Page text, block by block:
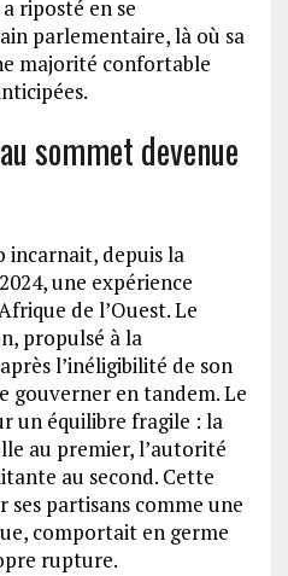
riposté en se
parlementaire, là où sa
majorité confortable
sommet devenue
incarnait, depuis la
une expérience
de l’Ouest. Le
propulsé à la
l’inéligibilité de son
gouverner en tandem. Le
un équilibre fragile : la
au premier, l’autorité
au second. Cette
partisans comme une
comportait en germe
rupture.